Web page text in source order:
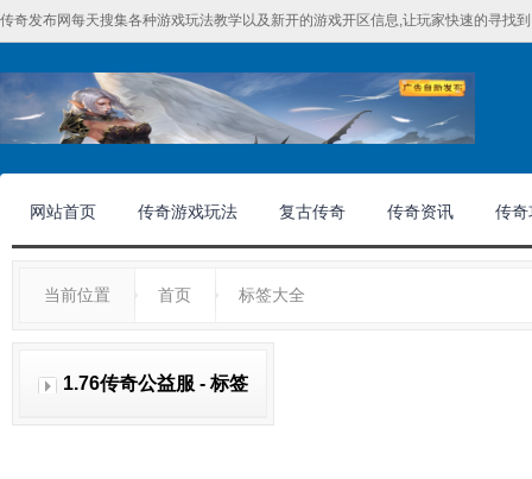
传奇发布网每天搜集各种游戏玩法教学以及新开的游戏开区信息,让玩家快速的寻找
网站首页 传奇游戏玩法 复古传奇 传奇资讯 传奇
当前位置 首页 标签大全
1.76传奇公益服 - 标签